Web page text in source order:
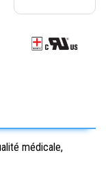
médicale,